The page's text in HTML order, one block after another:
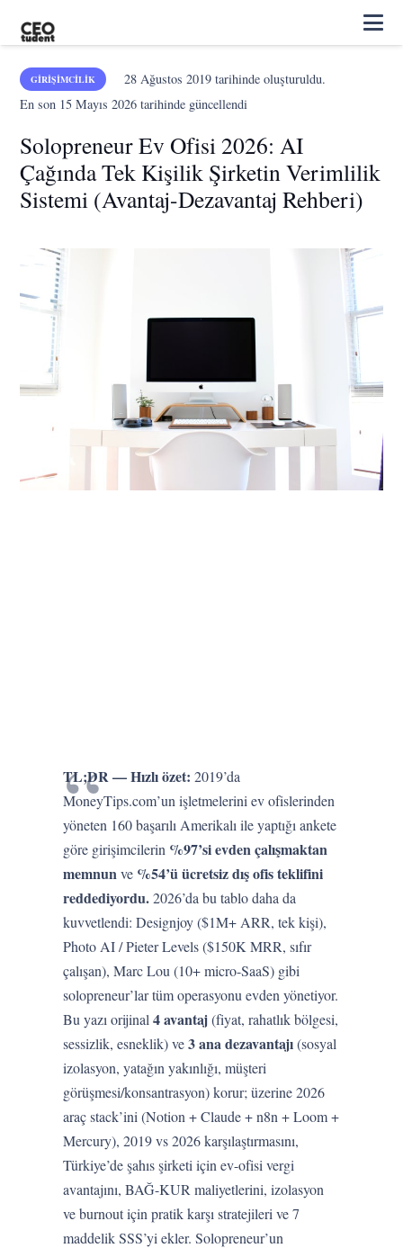
GIRIŞIMCILIK 28 Ağustos 2019tarihinde oluşturuldu.
En son 15 Mayıs 2026 tarihinde güncellendi
Solopreneur Ev Ofisi 2026: AI
Çağında Tek Kişilik Şirketin Verimlilik
Sistemi (Avantaj-Dezavantaj Rehberi)
TL;DR — Hızlı özet: 2019’da
MoneyTips.com’un işletmelerini ev ofislerinden
yöneten 160 başarılı Amerikalı ile yaptığı ankete
göre girişimcilerin %97’si evden çalışmaktan
memnunve %54’ü ücretsiz dış ofis teklifini
reddediyordu.2026’da bu tablo daha da
kuvvetlendi: Designjoy ($1M+ ARR, tek kişi),
Photo AI / Pieter Levels ($150K MRR, sıfır
çalışan), Marc Lou (10+ micro-SaaS) gibi
solopreneur’lar tüm operasyonu evden yönetiyor.
Bu yazı orijinal4 avantaj(fiyat, rahatlık bölgesi,
sessizlik, esneklik) ve3 ana dezavantajı(sosyal
izolasyon, yatağın yakınlığı, müşteri
görüşmesi/konsantrasyon) korur; üzerine 2026
araç stack’ini (Notion + Claude + n8n + Loom +
Mercury), 2019 vs 2026 karşılaştırmasını,
Türkiye’de şahıs şirketi için ev-ofisi vergi
avantajını, BAĞ-KUR maliyetlerini, izolasyon
ve burnout için pratik karşı stratejileri ve 7
maddelik SSS’yi ekler. Solopreneur’un